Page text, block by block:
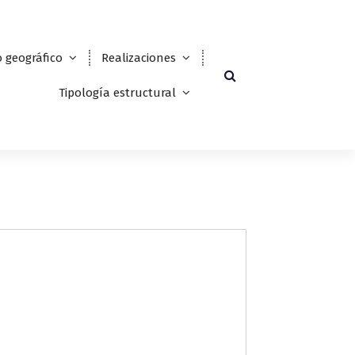
geográfico Realizaciones
Tipología estructural